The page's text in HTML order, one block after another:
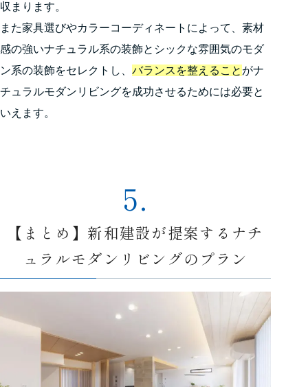
収まります。
また家具選びやカラーコーディネートによって、素材
感の強いナチュラル系の装飾とシックな雰囲気のモダ
ン系の装飾をセレクトし、 バランスを整えること がナ
チュラルモダンリビングを成功させるためには必要と
いえます。
5.
【まとめ】新和建設が提案するナチ
ュラルモダンリビングのプラン